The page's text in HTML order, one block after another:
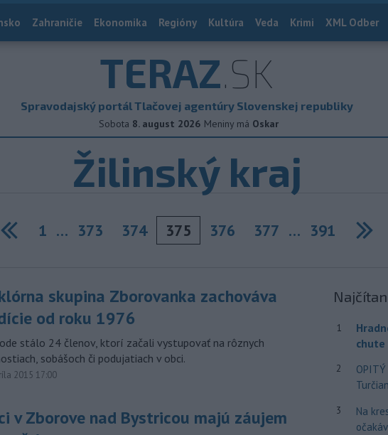
Zahraničie Ekonomika Regióny Kultúra Veda Krimi XML Odber
TERAZ.SK
Spravodajský portál Tlačovej agentúry Slovenskej republiky
Sobota 8. august 2026 Meniny má Oskar
Žilinský kraj
1 … 373 374 375 376 377 … 391
skupina Zborovanka zachováva
od roku 1976
stálo 24 členov, ktorí začali vystupovať na rôznych
sobášoch či podujatiach v obci.
2015 17:00
v Zborove nad Bystricou majú záujem
1
chute
2
OPITÝ
3
Na